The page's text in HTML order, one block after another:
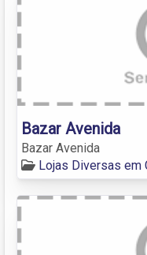
Bazar Avenida
Bazar Avenida
Lojas Diversas em